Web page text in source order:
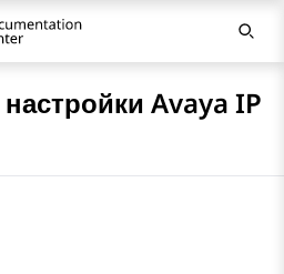
Avaya IP